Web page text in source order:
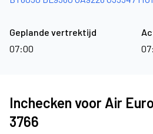
Geplande vertrektijd
07:00
Inchecken voor Air
3766